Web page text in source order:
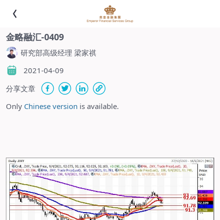
金略融汇-0409
研究部高级经理 梁家祺
2021-04-09
分享文章
Only Chinese version is available.